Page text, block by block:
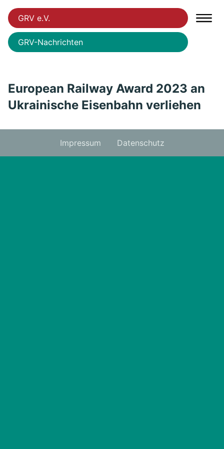
GRV e.V.
GRV-Nachrichten
European Railway Award 2023 an
Ukrainische Eisenbahn verliehen
Impressum Datenschutz